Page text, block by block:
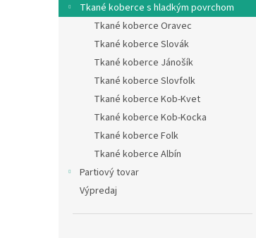
Tkané koberce s hladkým povrchom
Tkané koberce Oravec
Tkané koberce Slovák
Tkané koberce Jánošík
Tkané koberce Slovfolk
Tkané koberce Kob-Kvet
Tkané koberce Kob-Kocka
Tkané koberce Folk
Tkané koberce Albín
Partiový tovar
Výpredaj